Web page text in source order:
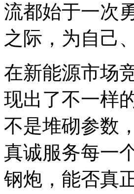
流都始于一次
之际，为自己
在新能源市场
现出了不一样
不是堆砌参数
真诚服务每一
钢炮，能否真